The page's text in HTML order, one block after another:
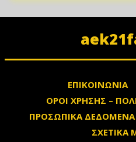
ΕΠΙΚΟΙΝΩΝΙΑ
ΟΡΟΙ ΧΡΗΣΗΣ –
ΠΡΟΣΩΠΙΚΑ ΔΕΔΟΜΕΝΑ
ΣΧΕΤΙΚΑ